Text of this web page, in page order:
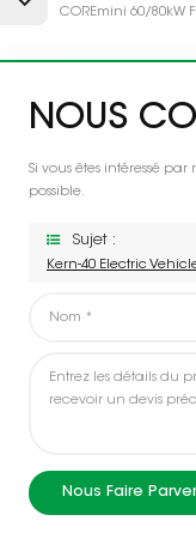
COREmini 60/80kW
NOUS
Si vous êtes intéressé
possible.
Sujet :
Kern-40 Electric
Nous Faire